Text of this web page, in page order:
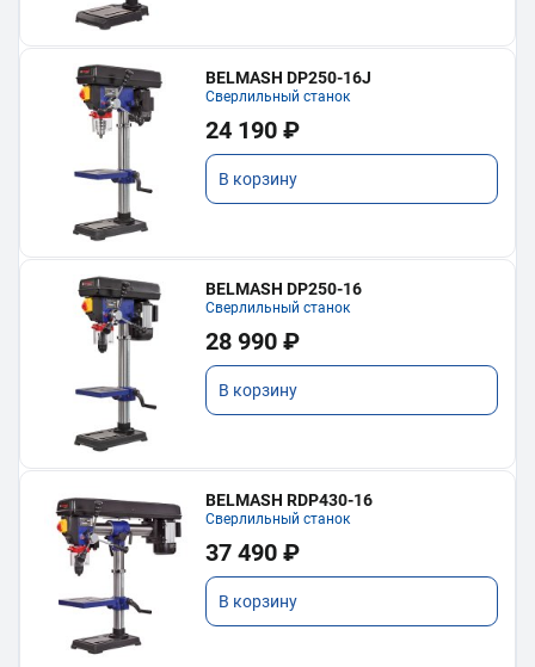
BELMASH DP250-16J
Сверлильный станок
24 190 ₽
В корзину
BELMASH DP250-16
Сверлильный станок
28 990 ₽
В корзину
BELMASH RDP430-16
Сверлильный станок
37 490 ₽
В корзину